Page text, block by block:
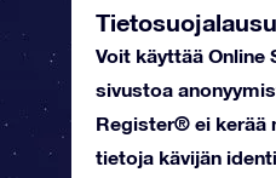
Voit käyttää Online
sivustoa
Register® ei kerää
tietoja kävijän